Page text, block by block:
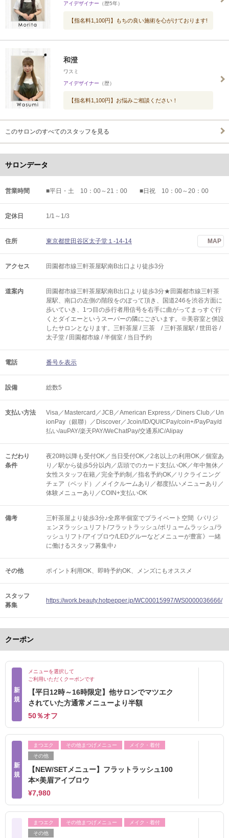
アイデザイナー （歴5年）
【指名料1,100円】もちの良い施術を心がけております!
和澄
ワスミ
アイデザイナー （歴）
【指名料1,100円】お悩みご相談ください！
このサロンのすべてのスタッフを見る
サロンデータ
営業時間 ■平日・土 10：00～21：00 ■日祝 10：00～20：00
定休日 1/1～1/3
住所 東京都世田谷区太子堂１-14-14 MAP
アクセス 田園都市線三軒茶屋駅南B出口より徒歩3分
道案内
田園都市線三軒茶屋駅南B出口より徒歩3分★田園都市線三軒茶
屋駅、南口の左側の階段をのぼって頂き、国道246を渋谷方面に
歩いていき、1つ目の歩行者用信号を右手に曲がってまっすぐ行
くとダイエーというスーパーの隣にございます。※美容室と併設
したサロンとなります。三軒茶屋 / 三茶 / 三軒茶屋駅 / 世田谷 /
太子堂 / 田園都市線 / 半個室 / 当日予約
電話 番号を表示
設備 総数5
支払い方法
Visa／Mastercard／JCB／American Express／Diners Club／Un
ionPay（銀聯）／Discover／Jcoin/ID/QUICPay/coin+/PayPay/d
払い/auPAY/楽天PAY/WeChatPay/交通系IC/Alipay
こだわり
条件
夜20時以降も受付OK／当日受付OK／2名以上の利用OK／個室あ
り／駅から徒歩5分以内／店頭でのカード支払いOK／年中無休／
女性スタッフ在籍／完全予約制／指名予約OK／リクライニング
チェア（ベッド）／メイクルームあり／都度払いメニューあり／
体験メニューあり／COIN+支払いOK
備考
三軒茶屋より徒歩3分♪全席半個室でプライベート空間《パリジ
ェンヌラッシュリフト/フラットラッシュ/ボリュームラッシュ/ラ
ッシュリフト/アイブロウ/LEDグルーなどメニューが豊富》一緒
に働けるスタッフ募集中♪
その他 ポイント利用OK 即時予約OK メンズにもオススメ
スタッフ
募集
https://work.beauty.hotpepper.jp/WC00015997/WS0000036666/
クーポン
新
規
メニューを選択して
ご利用いただくクーポンです
【平日12時～16時限定】他サロンでマツエク
されていた方通常メニューより半額
50％オフ
新
規
まつエク その他まつげメニュー
メイク・着付
その他
【NEW/SETメニュー】フラットラッシュ100
本×美眉アイブロウ
¥7,980
まつエク その他まつげメニュー
メイク・着付
その他